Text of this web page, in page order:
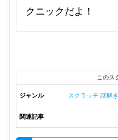
クニックだよ！
このス
ジャンル スクラッチ 謎解き
関連記事